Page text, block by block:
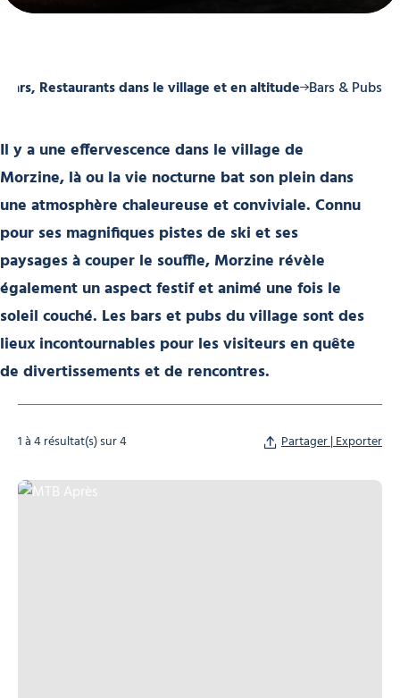
Bars, Restaurants dans le village et en altitude Bars & Pubs
Il y a une effervescence dans le village de
Morzine, là ou la vie nocturne bat son plein dans
une atmosphère chaleureuse et conviviale. Connu
pour ses magnifiques pistes de ski et ses
paysages à couper le souffle, Morzine révèle
également un aspect festif et animé une fois le
soleil couché. Les bars et pubs du village sont des
lieux incontournables pour les visiteurs en quête
de divertissements et de rencontres.
1 à 4 résultat(s) sur 4 Partager | Exporter
MTB Après, © Robinson